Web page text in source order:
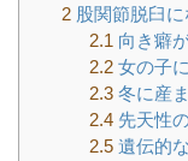
2 股関節脱臼
2.1 向き癖
2.2女の子
2.3冬に産
2.4先天性
2.5遺伝的